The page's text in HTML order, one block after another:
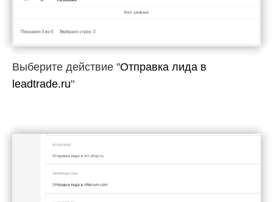
Выберите действие "Отправка лида в
leadtrade.ru"